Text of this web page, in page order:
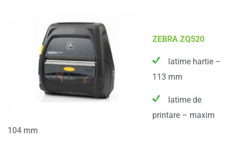
ZEBRA ZQ520
latime hartie –
113 mm
latime de
printare – maxim
104 mm